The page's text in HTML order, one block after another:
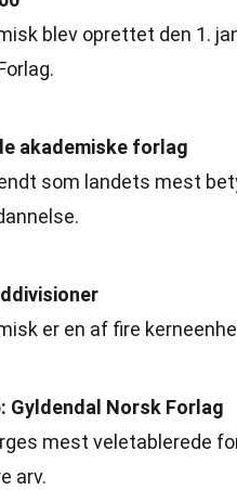
blev oprettet den 1.
akademiske forlag
som landets mest
er en af fire
Gyldendal Norsk Forlag
mest veletablerede
arv.